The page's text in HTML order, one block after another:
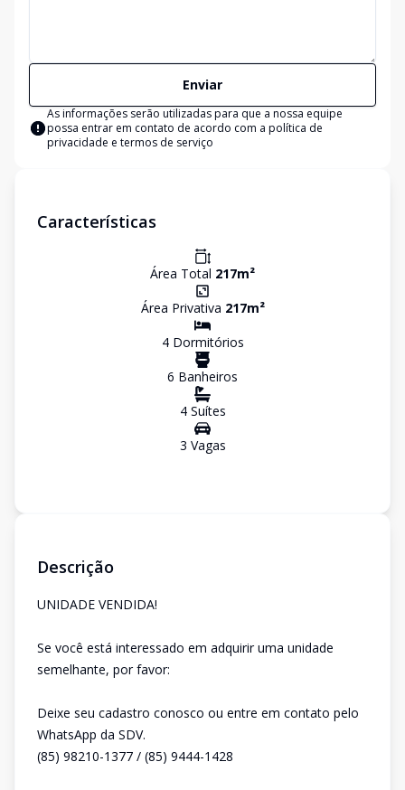
Enviar
As informações serão utilizadas para que a nossa equipe
possa entrar em contato de acordo com a política de
privacidade e termos de serviço
Características
Área Total 217m²
Área Privativa 217m²
4Dormitórios
6 Banheiros
4Suítes
3 Vagas
Descrição
UNIDADE VENDIDA!
Se você está interessado em adquirir uma unidade
semelhante, por favor:
Deixe seu cadastro conosco ou entre em contato pelo
WhatsApp da SDV.
(85) 98210-1377 / (85) 9444-1428